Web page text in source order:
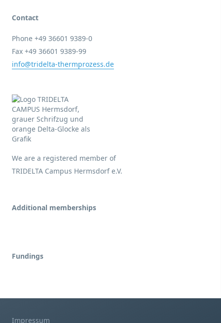
Contact
Phone +49 36601 9389-0
Fax +49 36601 9389-99
info@tridelta-thermprozess.de
We are a registered member of
TRIDELTA Campus Hermsdorf e.V.
Additional memberships
Fundings
Impressum